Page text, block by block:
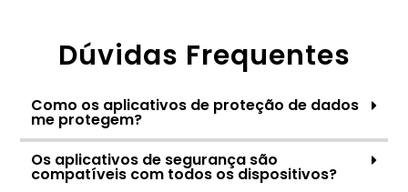
Dúvidas Frequentes
Como os aplicativos de proteção de dados
me protegem?
Os aplicativos de segurança são
compatíveis com todos os dispositivos?